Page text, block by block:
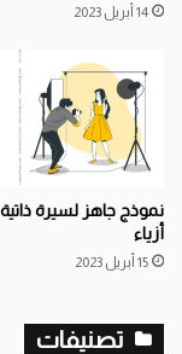
14 أبريل 2023
نموذج جاهز لسيرة
أزياء
15 أبريل 2023
تصنيفات